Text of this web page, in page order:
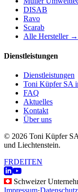
DISAB
Ravo
Scarab
Alle Hersteller →
Dienstleistungen
Dienstleistungen
Toni Küpfer SA
FAQ
Aktuelles
Kontakt
Über uns
© 2026 Toni Küpfer
und Liechtenstein.
FRDEITEN
Schweizer
Impressum·Datenschutz